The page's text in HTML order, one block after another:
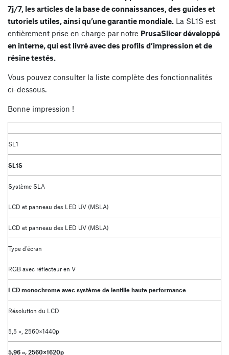
7j/7, les articles de la base de connaissances, des guides et
tutoriels utiles, ainsi qu’une garantie mondiale. La SL1S est
entièrement prise en charge par notre PrusaSlicer développé
en interne, qui est livré avec des profils d’impression et de
résine testés.
Vous pouvez consulter la liste complète des fonctionnalités
ci-dessous.
Bonne impression !
SL1
SL1S
Système SLA
LCD et panneau des LED UV (MSLA)
LCD et panneau des LED UV (MSLA)
Type d’écran
RGB avec réflecteur en V
LCD monochrome avec système de lentille haute performance
Résolution du LCD
5,5 », 2560×1440p
5,96 », 2560×1620p